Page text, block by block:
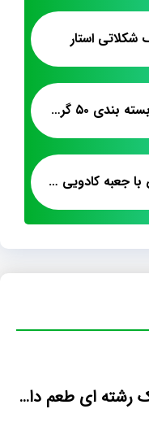
استار
فروش انواع پشمک بسته بندی ۵۰ گرمی
خرید پشمک آرامیس با جعبه کادویی اسکار
فروش کیلویی پشمک رشته ای طعم دار میوه